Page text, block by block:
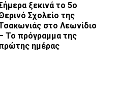
ξεκινά το 5ο
Σχολείο της
στο Λεωνίδιο
Το πρόγραμμα της
ημέρας